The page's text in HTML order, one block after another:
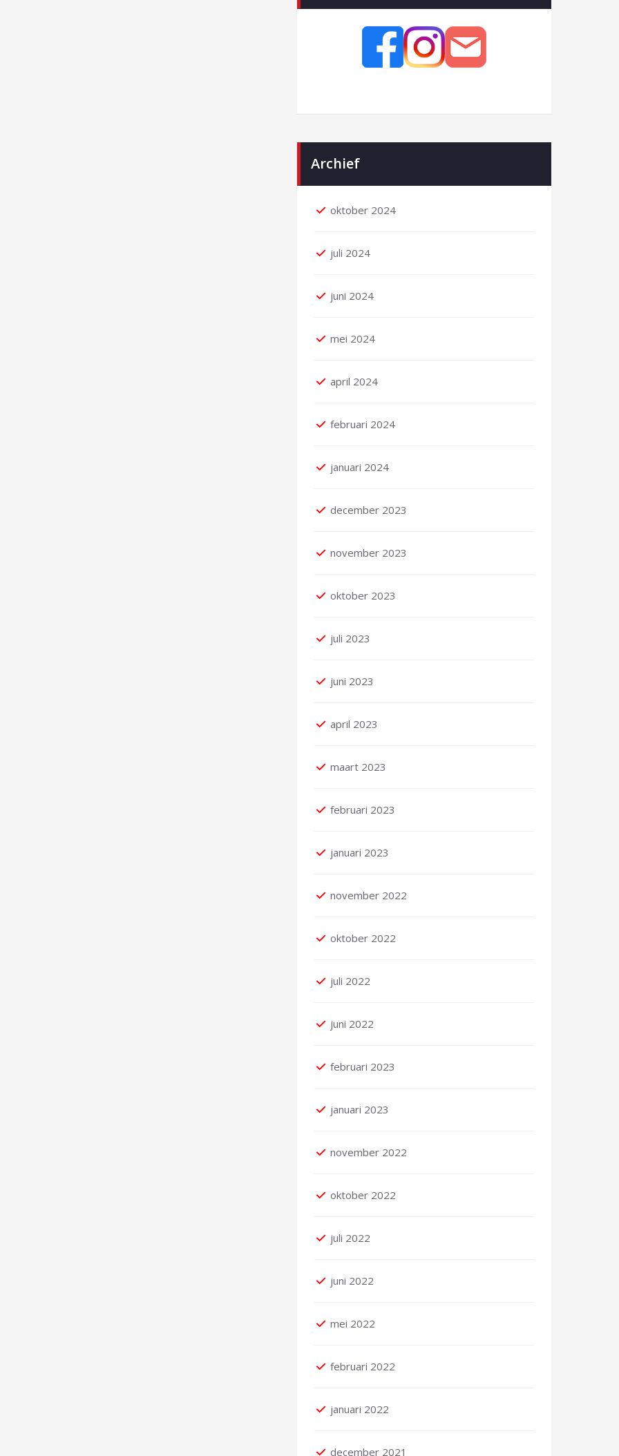
Archief
oktober 2024
juli 2024
juni 2024
mei 2024
april 2024
februari 2024
januari 2024
december 2023
november 2023
oktober 2023
juli 2023
juni 2023
april 2023
maart 2023
februari 2023
januari 2023
november 2022
oktober 2022
juli 2022
juni 2022
februari 2023
januari 2023
november 2022
oktober 2022
juli 2022
juni 2022
mei 2022
februari 2022
januari 2022
december 2021